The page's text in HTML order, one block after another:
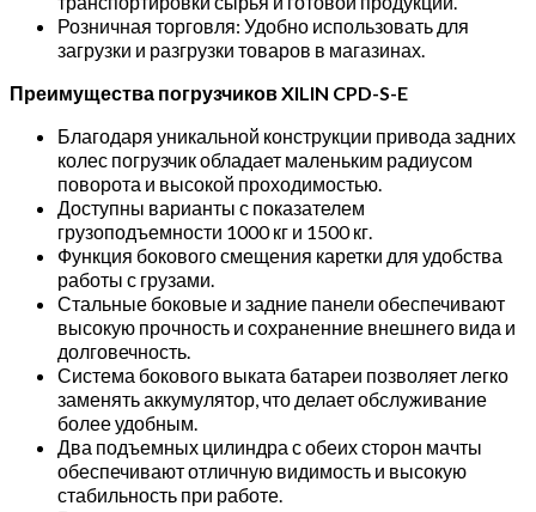
Розничная торговля: Удобно использовать для
загрузки и разгрузки товаров в магазинах.
Преимущества погрузчиковXILIN CPD-S-E
Благодаря уникальной конструкции привода задних
колес погрузчик обладает маленьким радиусом
поворота и высокой проходимостью.
Доступны варианты с показателем
грузоподъемности 1000 кг и 1500 кг.
Функция бокового смещения каретки для удобства
работы с грузами.
Стальные боковые и задние панели обеспечивают
высокую прочность и сохраненние внешнего вида и
долговечность.
Система бокового выката батареи позволяет легко
заменять аккумулятор, что делает обслуживание
более удобным.
Два подъемных цилиндра с обеих сторон мачты
обеспечивают отличную видимость и высокую
стабильность при работе.